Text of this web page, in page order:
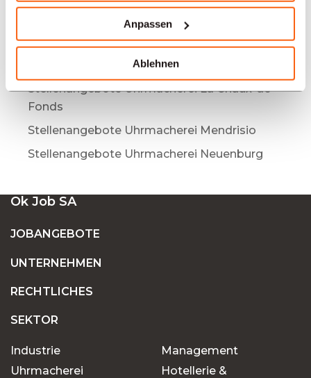
Anpassen
Ablehnen
Stellenangebote Uhrmacherei Basel
Stellenangebote Uhrmacherei Biel
Stellenangebote Uhrmacherei Genf
Stellenangebote Uhrmacherei La Chaux-de-
Fonds
Stellenangebote Uhrmacherei Mendrisio
Stellenangebote Uhrmacherei Neuenburg
Ok Job SA
JOBANGEBOTE
UNTERNEHMEN
RECHTLICHES
SEKTOR
Industrie
Uhrmacherei
Management
Hotellerie &